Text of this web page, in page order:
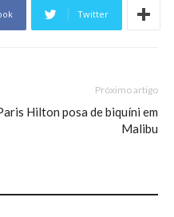
Twitter
Próximo artigo
Hilton posa de biquíni em
Malibu